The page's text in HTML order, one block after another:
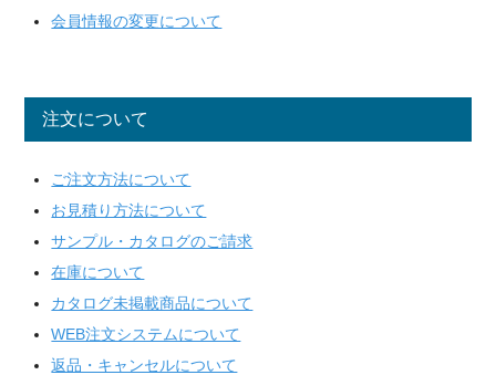
会員情報の変更について
注文について
ご注文方法について
お見積り方法について
サンプル・カタログのご請求
在庫について
カタログ未掲載商品について
WEB注文システムについて
返品・キャンセルについて